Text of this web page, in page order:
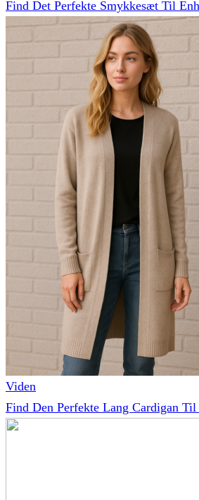
Find Det Perfekte Smykkesæt Til
Viden
Find Den Perfekte Lang Cardigan